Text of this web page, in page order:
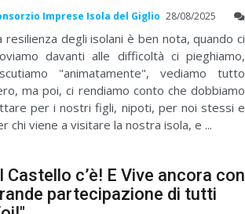
Imprese Isola del Giglio 28/08/2025
resilienza degli isolani è ben nota, quando ci
davanti alle difficoltà ci pieghiamo,
"animatamente", vediamo tutto
ma poi, ci rendiamo conto che dobbiamo
per i nostri figli, nipoti, per noi stessi e
chi viene a visitare la nostra isola, e ...
Castello c’è! E Vive ancora con
partecipazione di tutti